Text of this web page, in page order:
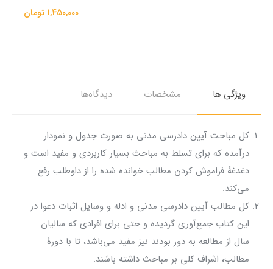
1,450,000 تومان
ویژگی ها مشخصات دیدگاه‌ها
کل مباحث آیین دادرسی مدنی به صورت جدول و نمودار
درآمده که برای تسلط به مباحث بسیار کاربردی و مفید است و
دغدغۀ فراموش کردن مطالب خوانده شده را از داوطلب رفع
می‌کند.
کل مطالب آیین دادرسی مدنی و ادله و وسایل اثبات دعوا در
این کتاب جمع‌آوری گردیده و حتی برای افرادی که سالیان
سال از مطالعه به دور بودند نیز مفید می‌باشد، تا با دورۀ
مطالب، اشراف کلی بر مباحث داشته باشند.